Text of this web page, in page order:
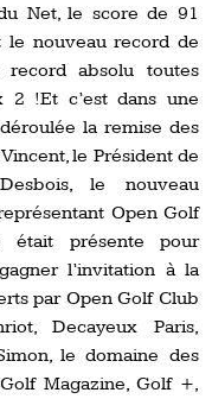
Net, le score de 91
nouveau record de
record absolu toutes
2 !Et c’est dans une
la remise des
le Président de
le nouveau
Open Golf
était présente pour
l’invitation à la
par Open Golf Club
Decayeux Paris,
le domaine des
Magazine, Golf +,